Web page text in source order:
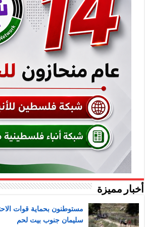
أخبار مميزة
مستوطنون بحماية قوات
سليمان جنوب بيت لحم